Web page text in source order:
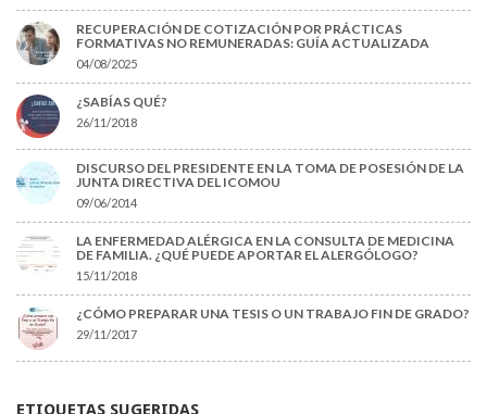
RECUPERACIÓN DE COTIZACIÓN POR PRÁCTICAS
FORMATIVAS NO REMUNERADAS: GUÍA ACTUALIZADA
04/08/2025
¿SABÍAS QUÉ?
26/11/2018
DISCURSO DEL PRESIDENTE EN LA TOMA DE POSESIÓN DE LA
JUNTA DIRECTIVA DEL ICOMOU
09/06/2014
LA ENFERMEDAD ALÉRGICA EN LA CONSULTA DE MEDICINA
DE FAMILIA. ¿QUÉ PUEDE APORTAR EL ALERGÓLOGO?
15/11/2018
¿CÓMO PREPARAR UNA TESIS O UN TRABAJO FIN DE GRADO?
29/11/2017
ETIQUETAS SUGERIDAS